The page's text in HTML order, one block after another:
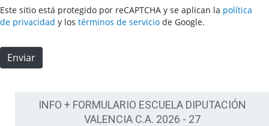
c
r
e
b
Este sitio está protegido por reCAPTCHA y se aplican la política
de privacidad y los términos de servicio de Google.
Enviar
INFO + FORMULARIO ESCUELA DIPUTACIÓN
VALENCIA C.A. 2026 - 27